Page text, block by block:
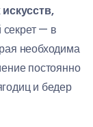
— в
необходима
постоянно
и бедер